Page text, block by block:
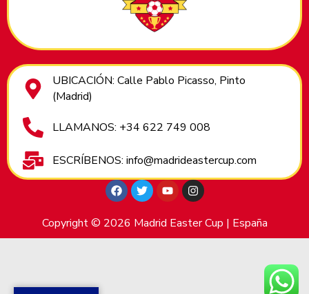
UBICACIÓN: Calle Pablo Picasso, Pinto
(Madrid)
LLAMANOS: +34 622 749 008
ESCRÍBENOS: info@madrideastercup.com
Copyright © 2026 Madrid Easter Cup | España